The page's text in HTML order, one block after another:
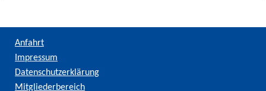
Anfahrt
Impressum
Datenschutzerklärung
Mitgliederbereich